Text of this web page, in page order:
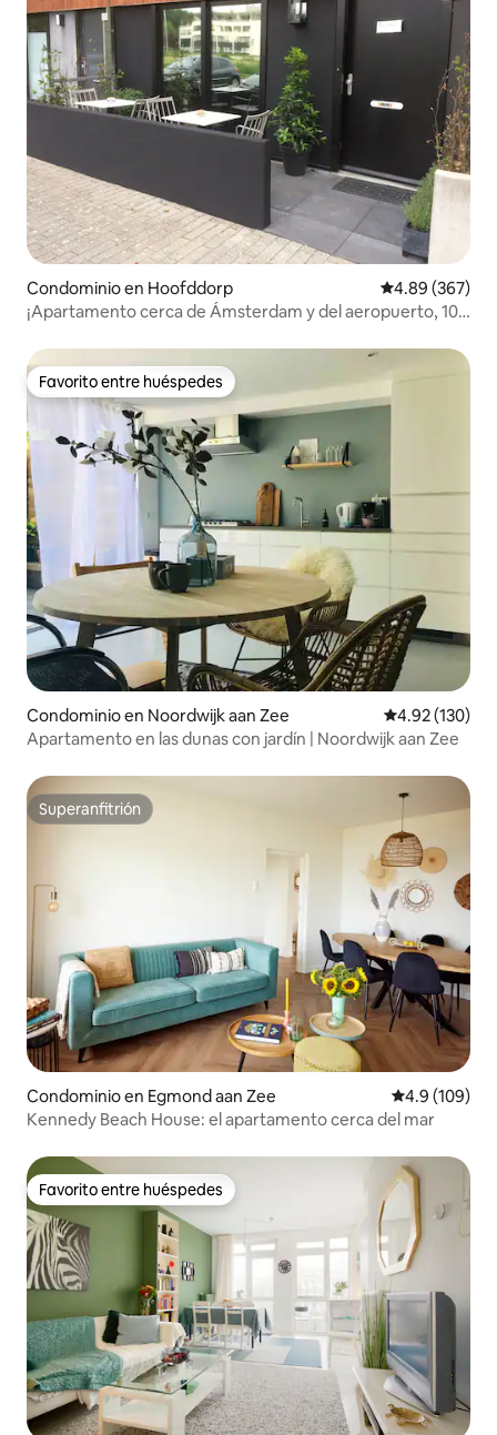
Condominio en Hoofddorp Calificación
4.89 (367)
¡Apartamento cerca de Ámsterdam y del aeropuerto, 100
Favorito entre huéspedes
Favorito entre huéspedes
Condominio en Noordwijk aan Zee Calificación
4.92 (130)
Apartamento en las dunas con jardín | Noordwijk aan Zee
Superanfitrión
Superanfitrión
Condominio en Egmond aan Zee Calificación
4.9 (109)
Kennedy Beach House: el apartamento cerca del mar
Favorito entre huéspedes
Favorito entre huéspedes